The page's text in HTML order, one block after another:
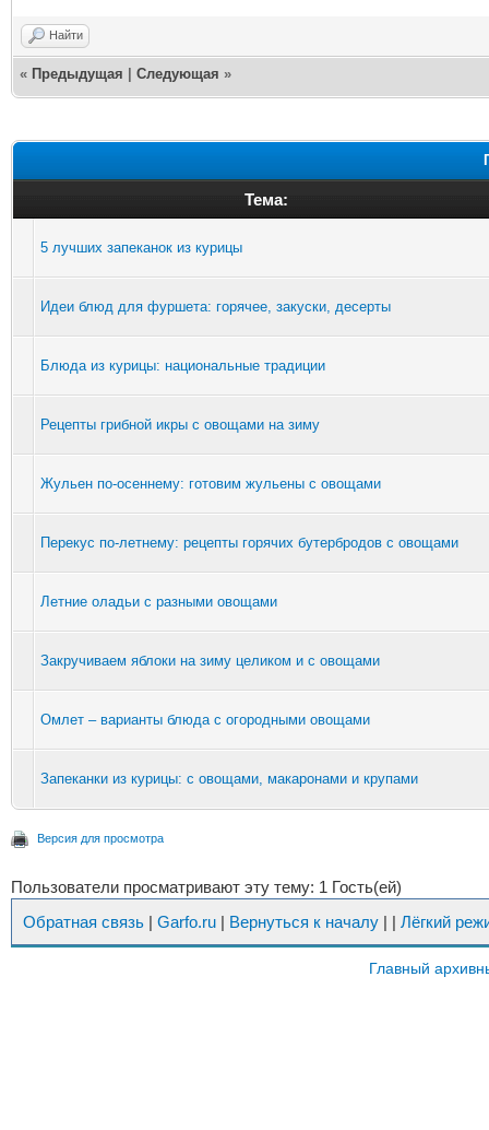
Найти
« Предыдущая Следующая »
Тема:
5 лучших запеканок из курицы
Идеи блюд для фуршета: горячее, закуски, десерты
Блюда из курицы: национальные традиции
Рецепты грибной икры с овощами на зиму
Жульен по-осеннему: готовим жульены с овощами
Перекус по-летнему: рецепты горячих бутербродов с овощами
Летние оладьи с разными овощами
Закручиваем яблоки на зиму целиком и с овощами
Омлет – варианты блюда с огородными овощами
Запеканки из курицы: с овощами, макаронами и крупами
Версия для просмотра
Пользователи просматривают эту тему: 1 Гость(ей)
Обратная связь | Garfo.ru | Вернуться к началу | | Лёгкий
Главный